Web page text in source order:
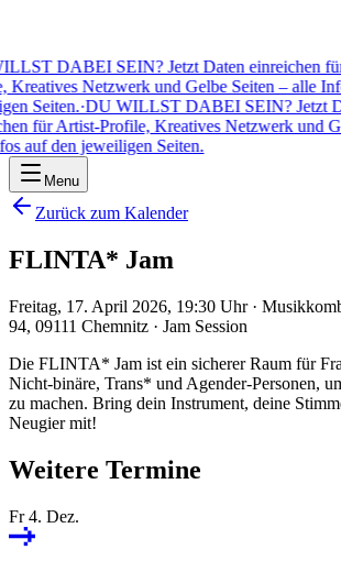
DABEI SEIN? Jetzt Daten einreichen
Kreatives Netzwerk und Gelbe Seiten – alle
Seiten.·DU WILLST DABEI SEIN? Jetzt
für Artist-Profile, Kreatives Netzwerk und
auf den jeweiligen Seiten.
Menu
Zurück zum Kalender
FLINTA* Jam
Freitag, 17. April 2026, 19:30 Uhr·
94, 09111 Chemnitz · Jam Session
Die FLINTA* Jam ist ein sicherer Raum für
Nicht-binäre, Trans* und Agender-Personen,
zu machen. Bring dein Instrument, deine
Neugier mit!
Weitere Termine
Fr 4. Dez.